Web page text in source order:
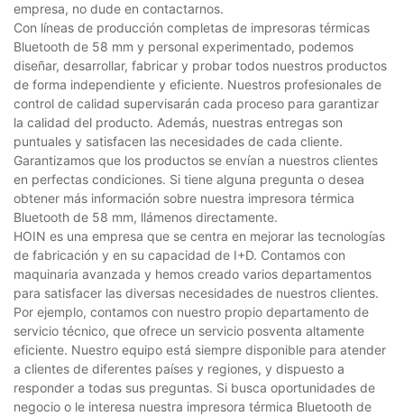
empresa, no dude en contactarnos.
Con líneas de producción completas de impresoras térmicas
Bluetooth de 58 mm y personal experimentado, podemos
diseñar, desarrollar, fabricar y probar todos nuestros productos
de forma independiente y eficiente. Nuestros profesionales de
control de calidad supervisarán cada proceso para garantizar
la calidad del producto. Además, nuestras entregas son
puntuales y satisfacen las necesidades de cada cliente.
Garantizamos que los productos se envían a nuestros clientes
en perfectas condiciones. Si tiene alguna pregunta o desea
obtener más información sobre nuestra impresora térmica
Bluetooth de 58 mm, llámenos directamente.
HOIN es una empresa que se centra en mejorar las tecnologías
de fabricación y en su capacidad de I+D. Contamos con
maquinaria avanzada y hemos creado varios departamentos
para satisfacer las diversas necesidades de nuestros clientes.
Por ejemplo, contamos con nuestro propio departamento de
servicio técnico, que ofrece un servicio posventa altamente
eficiente. Nuestro equipo está siempre disponible para atender
a clientes de diferentes países y regiones, y dispuesto a
responder a todas sus preguntas. Si busca oportunidades de
negocio o le interesa nuestra impresora térmica Bluetooth de